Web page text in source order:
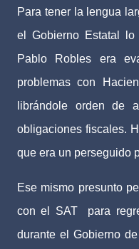
Para tener la lengua
el Gobierno Estatal lo
Pablo Robles era
problemas con
librándole orden de
obligaciones fiscales.
que era un perseguido
Ese mismo presunto
con el SAT
para
durante el Gobierno